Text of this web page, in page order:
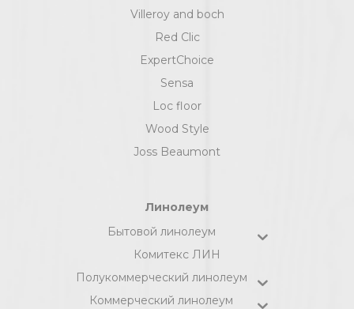
Villeroy and boch
Red Clic
ExpertChoice
Sensa
Loc floor
Wood Style
Joss Beaumont
Линолеум
Бытовой линолеум
Комитекс ЛИН
Полукоммерческий линолеум
Коммерческий линолеум